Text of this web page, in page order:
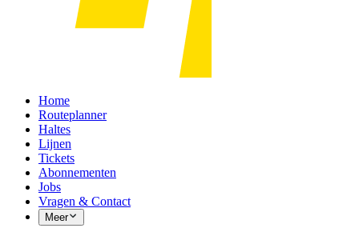
Home
Routeplanner
Haltes
Lijnen
Tickets
Abonnementen
Jobs
Vragen & Contact
Meer